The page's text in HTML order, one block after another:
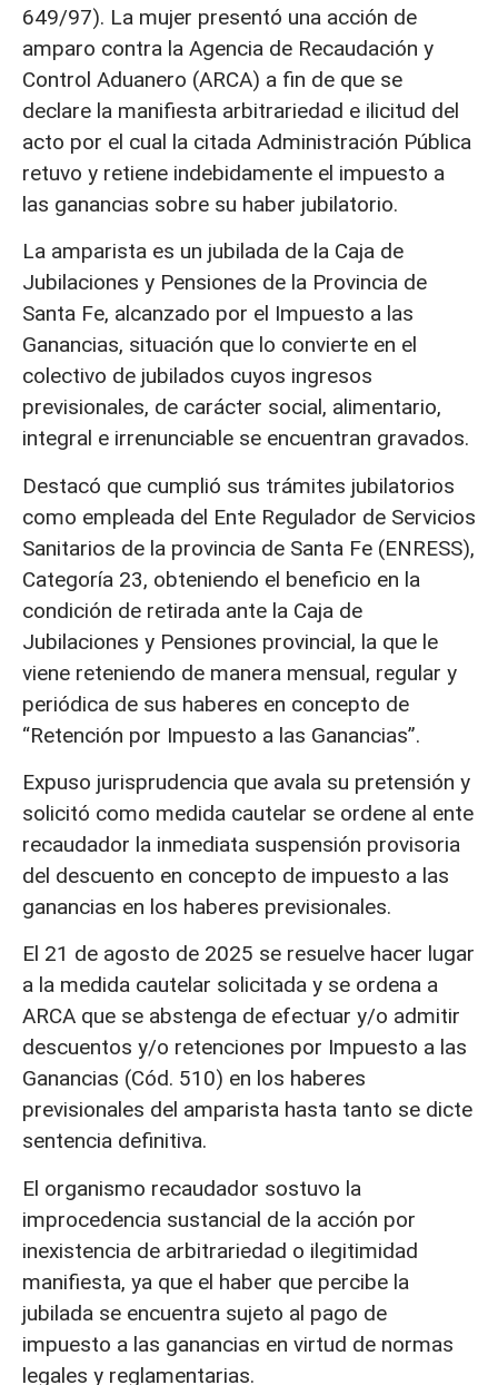
649/97). La mujer presentó una acción de
amparo contra la Agencia de Recaudación y
Control Aduanero (ARCA) a fin de que se
declare la manifiesta arbitrariedad e ilicitud del
acto por el cual la citada Administración Pública
retuvo y retiene indebidamente el impuesto a
las ganancias sobre su haber jubilatorio.
La amparista es un jubilada de la Caja de
Jubilaciones y Pensiones de la Provincia de
Santa Fe, alcanzado por el Impuesto a las
Ganancias, situación que lo convierte en el
colectivo de jubilados cuyos ingresos
previsionales, de carácter social, alimentario,
integral e irrenunciable se encuentran gravados.
Destacó que cumplió sus trámites jubilatorios
como empleada del Ente Regulador de Servicios
Sanitarios de la provincia de Santa Fe (ENRESS),
Categoría 23, obteniendo el beneficio en la
condición de retirada ante la Caja de
Jubilaciones y Pensiones provincial, la que le
viene reteniendo de manera mensual, regular y
periódica de sus haberes en concepto de
“Retención por Impuesto a las Ganancias”.
Expuso jurisprudencia que avala su pretensión y
solicitó como medida cautelar se ordene al ente
recaudador la inmediata suspensión provisoria
del descuento en concepto de impuesto a las
ganancias en los haberes previsionales.
El 21 de agosto de 2025 se resuelve hacer lugar
a la medida cautelar solicitada y se ordena a
ARCA que se abstenga de efectuar y/o admitir
descuentos y/o retenciones por Impuesto a las
Ganancias (Cód. 510) en los haberes
previsionales del amparista hasta tanto se dicte
sentencia definitiva.
El organismo recaudador sostuvo la
improcedencia sustancial de la acción por
inexistencia de arbitrariedad o ilegitimidad
manifiesta, ya que el haber que percibe la
jubilada se encuentra sujeto al pago de
impuesto a las ganancias en virtud de normas
legales y reglamentarias.